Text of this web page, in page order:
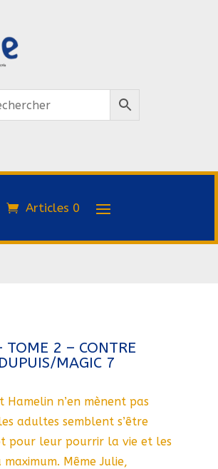
Articles 0
TOME 2 – CONTRE
MAGIC 7
Hamelin n’en mènent pas
adultes semblent s’être
pour leur pourrir la vie et les
Même Julie,